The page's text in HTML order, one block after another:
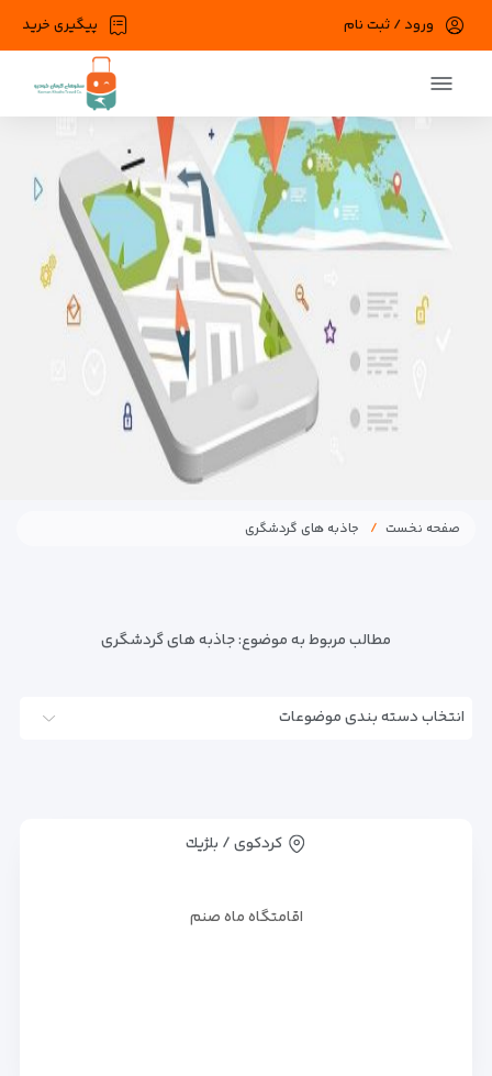
پیگیری خرید ورود / ثبت نام
صفحه نخست جاذبه های گردشگری
مطالب مربوط به موضوع:جاذبه های گردشگری
انتخاب دسته بندی موضوعات
کردکوی / بلژيك
اقامتگاه ماه صنم